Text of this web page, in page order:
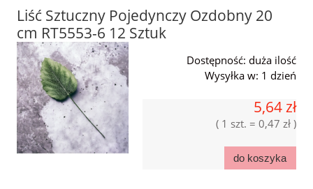
Liść Sztuczny Pojedynczy Ozdobny 20
cm RT5553-6 12 Sztuk
Dostępność: duża ilość
Wysyłka w: 1 dzień
5,64 zł
( 1 szt. = 0,47 zł )
do koszyka